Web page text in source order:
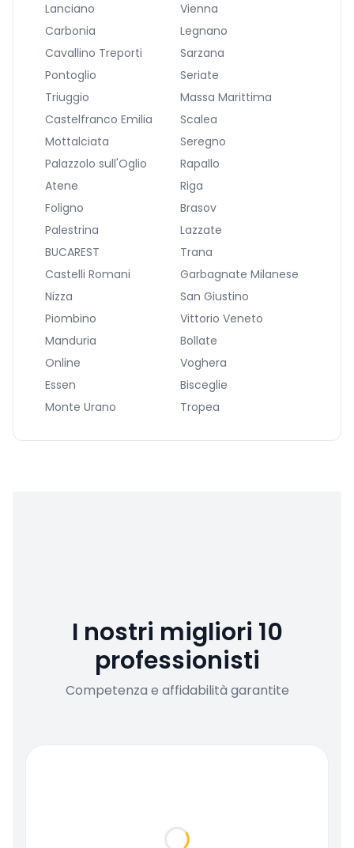
Lanciano
Vienna
Carbonia
Legnano
Cavallino Treporti
Sarzana
Pontoglio
Seriate
Triuggio
Massa Marittima
Castelfranco Emilia
Scalea
Mottalciata
Seregno
Palazzolo sull'Oglio
Rapallo
Atene
Riga
Foligno
Brasov
Palestrina
Lazzate
BUCAREST
Trana
Castelli Romani
Garbagnate Milanese
Nizza
San Giustino
Piombino
Vittorio Veneto
Manduria
Bollate
Online
Voghera
Essen
Bisceglie
Monte Urano
Tropea
I nostri migliori 10
professionisti
Competenza e affidabilità garantite